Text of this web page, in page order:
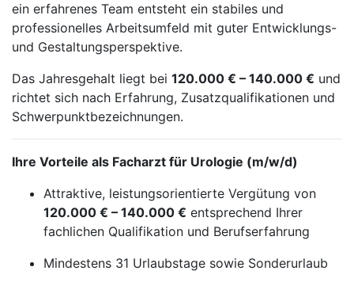
ein erfahrenes Team entsteht ein stabiles und
professionelles Arbeitsumfeld mit guter Entwicklungs-
und Gestaltungsperspektive.
Das Jahresgehalt liegt bei 120.000 € – 140.000 € und
richtet sich nach Erfahrung, Zusatzqualifikationen und
Schwerpunktbezeichnungen.
Ihre Vorteile als Facharzt für Urologie (m/w/d)
Attraktive, leistungsorientierte Vergütung von
120.000 € – 140.000 € entsprechend Ihrer
fachlichen Qualifikation und Berufserfahrung
Mindestens 31 Urlaubstage sowie Sonderurlaub